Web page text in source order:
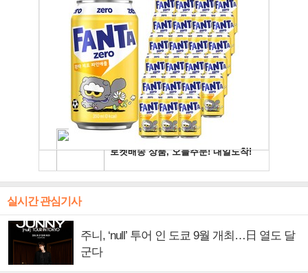
실시간 관심기사
주니, ‘null’ 투어 인 도쿄 9월 개최…日 열도 달
군다